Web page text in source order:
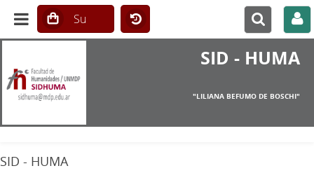
SID - HUMA
"LILIANA BEFUMO DE BOSCHI"
SID - HUMA